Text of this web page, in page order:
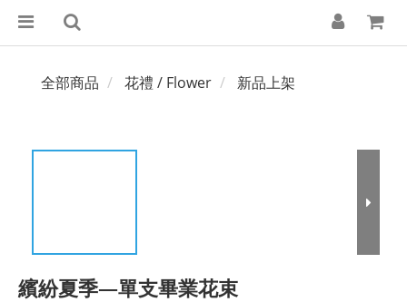
全部商品 花禮 / Flower 新品上架
繽紛夏季—單支畢業花束